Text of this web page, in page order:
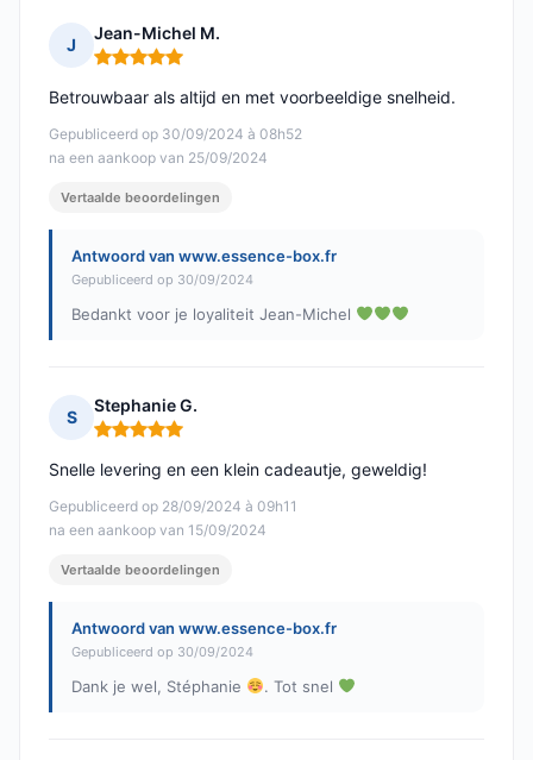
J
Jean-Michel M.
Opmerking: 5 van 5
Gepubliceerd op 30/09/2024 à 08h52
na een aankoop van 25/09/2024
Betrouwbaar als altijd en met voorbeeldige snelheid.
Vertaalde beoordelingen
Antwoord van www.essence-box.fr
Gepubliceerd op 30/09/2024
Bedankt voor je loyaliteit Jean-Michel
S
Stephanie G.
Opmerking: 5 van 5
Gepubliceerd op 28/09/2024 à 09h11
na een aankoop van 15/09/2024
Snelle levering en een klein cadeautje, geweldig!
Vertaalde beoordelingen
Antwoord van www.essence-box.fr
Gepubliceerd op 30/09/2024
Dank je wel, Stéphanie . Tot snel